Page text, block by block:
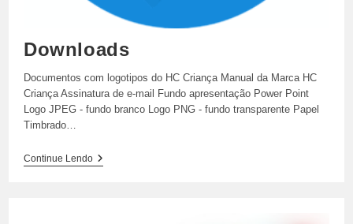
Downloads
Documentos com logotipos do HC Criança Manual da Marca HC
Criança Assinatura de e-mail Fundo apresentação Power Point
Logo JPEG - fundo branco Logo PNG - fundo transparente Papel
Timbrado…
Continue LendoDownloads